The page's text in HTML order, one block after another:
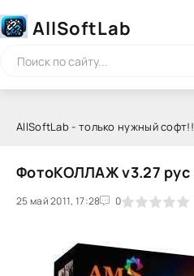
AllSoftLab
AllSoftLab - только нужный софт!!
ФотоКОЛЛАЖ v3.27 рус
25 май 2011, 17:28 0
1 2 3 4 5